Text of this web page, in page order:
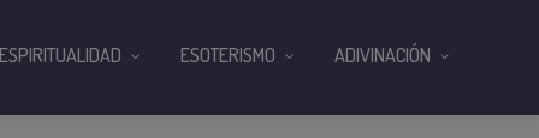
ESPIRITUALIDAD ESOTERISMO ADIVINACIÓN